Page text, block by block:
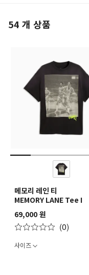
54 개 상품
메모리 레인 티
MEMORY LANE Tee I
69,000 원
(0)
사이즈